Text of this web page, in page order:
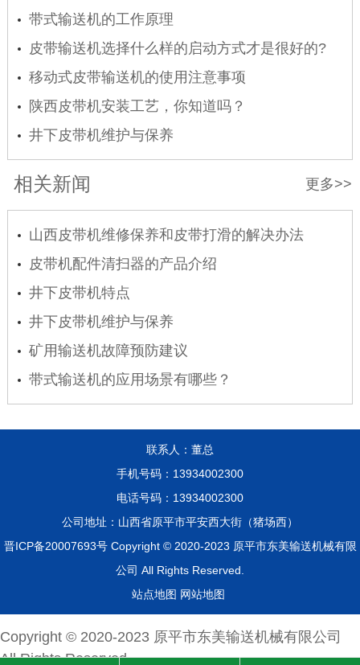
带式输送机的工作原理
皮带输送机选择什么样的启动方式才是很好的?
移动式皮带输送机的使用注意事项
陕西皮带机安装工艺，你知道吗？
井下皮带机维护与保养
更多>>
相关新闻
山西皮带机维修保养和皮带打滑的解决办法
皮带机配件清扫器的产品介绍
井下皮带机特点
井下皮带机维护与保养
矿用输送机故障预防建议
带式输送机的应用场景有哪些？
联系人：董总
手机号码：13934002300
电话号码：13934002300
公司地址：山西省原平市平安西大街（猪场西）
晋ICP备20007693号Copyright © 2020-2023 原平市东美输送机械有限
公司 All Rights Reserved.
站点地图 网站地图
Copyright © 2020-2023 原平市东美输送机械有限公司
All Rights Reserved.